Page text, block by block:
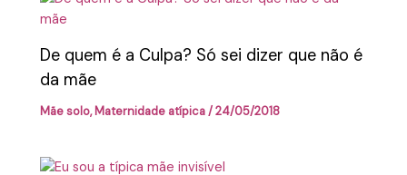
De quem é a Culpa? Só sei dizer que não é
da mãe
Mãe solo,Maternidade atípica/24/05/2018